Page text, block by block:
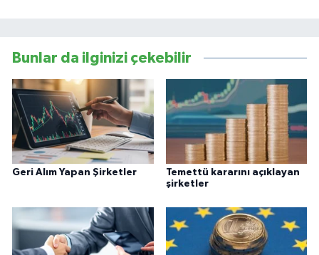
Bunlar da ilginizi çekebilir
Geri Alım Yapan Şirketler
Temettü kararını açıklayan
şirketler